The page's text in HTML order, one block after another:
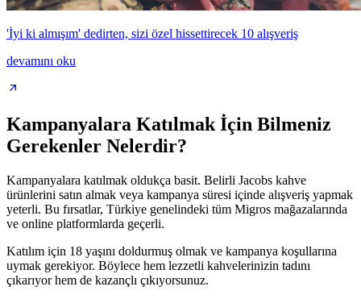
'İyi ki almışım' dedirten, sizi özel hissettirecek 10 alışveriş
devamını oku
Kampanyalara Katılmak İçin Bilmeniz
Gerekenler Nelerdir?
Kampanyalara katılmak oldukça basit. Belirli Jacobs kahve
ürünlerini satın almak veya kampanya süresi içinde alışveriş yapmak
yeterli. Bu fırsatlar, Türkiye genelindeki tüm Migros mağazalarında
ve online platformlarda geçerli.
Katılım için 18 yaşını doldurmuş olmak ve kampanya koşullarına
uymak gerekiyor. Böylece hem lezzetli kahvelerinizin tadını
çıkarıyor hem de kazançlı çıkıyorsunuz.